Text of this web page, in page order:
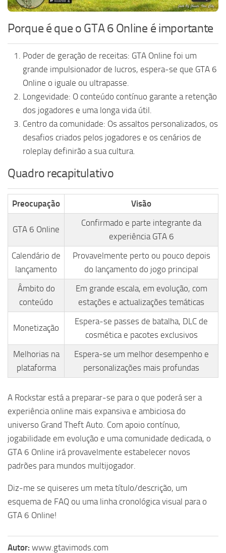
Porque é que o GTA 6 Online é importante
Poder de geração de receitas: GTA Online foi um
grande impulsionador de lucros, espera-se que GTA 6
Online o iguale ou ultrapasse.
Longevidade: O conteúdo contínuo garante a retenção
dos jogadores e uma longa vida útil.
Centro da comunidade: Os assaltos personalizados, os
desafios criados pelos jogadores e os cenários de
roleplay definirão a sua cultura.
Quadro recapitulativo
Preocupação Visão
GTA 6 Online
Confirmado e parte integrante da
experiência GTA 6
Calendário de
lançamento
Provavelmente perto ou pouco depois
do lançamento do jogo principal
Âmbito do
conteúdo
Em grande escala, em evolução, com
estações e actualizações temáticas
Monetização
Espera-se passes de batalha, DLC de
cosmética e pacotes exclusivos
Melhorias na
plataforma
Espera-se um melhor desempenho e
personalizações mais profundas
A Rockstar está a preparar-se para o que poderá ser a
experiência online mais expansiva e ambiciosa do
universo Grand Theft Auto. Com apoio contínuo,
jogabilidade em evolução e uma comunidade dedicada, o
GTA 6 Online irá provavelmente estabelecer novos
padrões para mundos multijogador.
Diz-me se quiseres um meta título/descrição, um
esquema de FAQ ou uma linha cronológica visual para o
GTA 6 Online!
Autor: www.gtavimods.com